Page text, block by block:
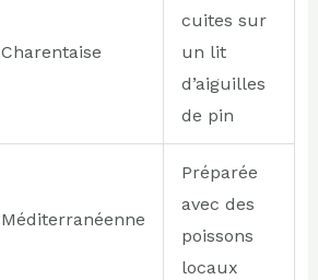
Charentaise
cuites sur
un lit
d’aiguilles
de pin
Méditerranéenne
Préparée
avec des
poissons
locaux